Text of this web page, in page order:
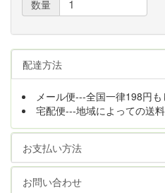
数量
配達方法
メール便---全国一律198円
宅配便---地域によっての送
お支払い方法
お問い合わせ